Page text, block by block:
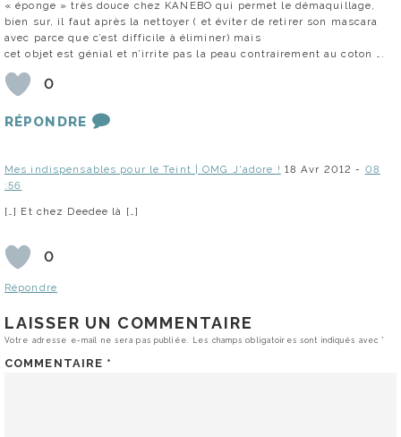
« éponge » très douce chez KANEBO qui permet le démaquillage,
bien sur, il faut après la nettoyer ( et éviter de retirer son mascara
avec parce que c’est difficile à éliminer) mais
cet objet est génial et n’irrite pas la peau contrairement au coton ….
0
RÉPONDRE
Mes indispensables pour le Teint | OMG J'adore ! 18 Avr 2012 - 08
:56
[…] Et chez Deedee là […]
0
Répondre
LAISSER UN COMMENTAIRE
Votre adresse e-mail ne sera pas publiée. Les champs obligatoires sont indiqués avec*
COMMENTAIRE *